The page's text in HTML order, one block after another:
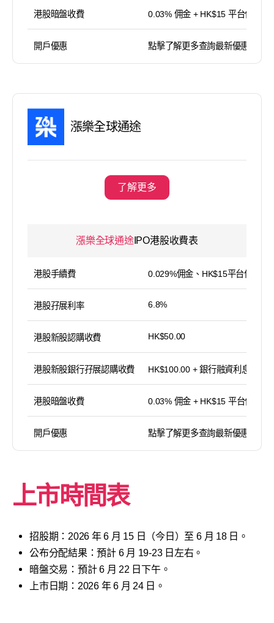
港股暗盤收費 0.03% 佣金 + HK$15 平台使用費
開戶優惠 點擊了解更多查詢最新優惠
漲樂全球通途
了解更多
漲樂全球通途IPO港股收費表
港股手續費 0.029%佣金、HK$15平台使用費
港股孖展利率 6.8%
港股新股認購收費 HK$50.00
港股新股銀行孖展認購收費 HK$100.00 + 銀行融資利息
港股暗盤收費 0.03% 佣金 + HK$15 平台使用費
開戶優惠 點擊了解更多查詢最新優惠
上市時間表
招股期：2026 年 6 月 15 日（今日）至 6 月 18 日。
公布分配結果：預計 6 月 19-23 日左右。
暗盤交易：預計 6 月 22 日下午。
上市日期：2026 年 6 月 24 日。